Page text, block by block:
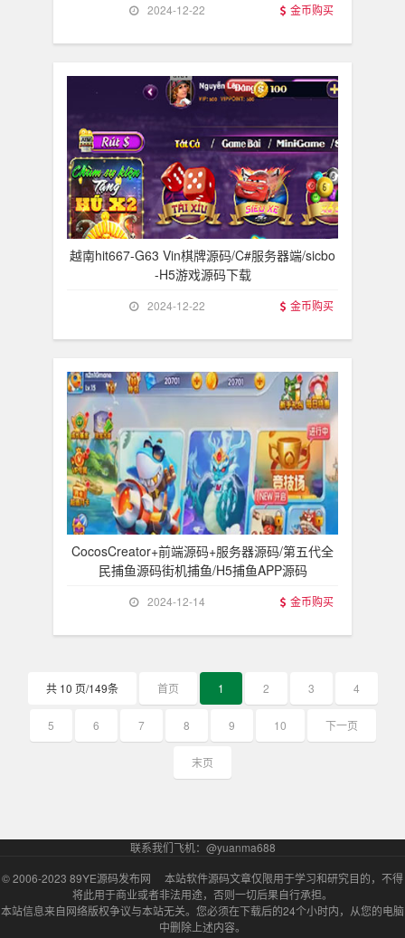
2024-12-22 金币购买
越南hit667-G63 Vin棋牌源码/C#服务器端/sicbo
-H5游戏源码下载
2024-12-22 金币购买
CocosCreator+前端源码+服务器源码/第五代全
民捕鱼源码街机捕鱼/H5捕鱼APP源码
2024-12-14 金币购买
共 10 页/149条 首页 1 2 3 4
5 6 7 8 9 10 下一页
末页
联系我们飞机：@yuanma688
© 2006-2023 89YE源码发布网 本站软件源码文章仅限用于学习和研究目的，不得
将此用于商业或者非法用途，否则一切后果自行承担。
本站信息来自网络版权争议与本站无关。您必须在下载后的24个小时内，从您的电脑
中删除上述内容。